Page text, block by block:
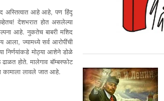
अस्तित्वात आहे आहे, पण हिंदू
देशभरात होत असलेल्या
आहे. नुकतेच बाबरी मशिद
आला, ज्यामध्ये सर्व आरोपींची
निर्णयांकडे मोठ्या आशेने डोळे
होते. मालेगाव बॉम्बस्फोट
कामाला लावले जात आहे.